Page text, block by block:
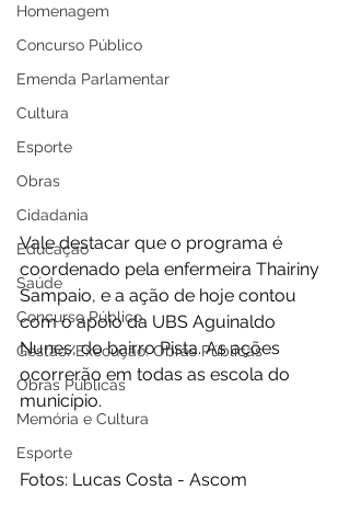
Homenagem
Concurso Público
Emenda Parlamentar
Cultura
Esporte
Obras
Cidadania
Educação
Saúde
Concurso Público
Gestão/Execução: Obras Públicas
Obras Públicas
Memória e Cultura
Esporte
Vale destacar que o programa é
coordenado pela enfermeira Thairiny
Sampaio, e a ação de hoje contou
com o apoio da UBS Aguinaldo
Nunes, do bairro Pista. As ações
ocorrerão em todas as escola do
município.
Fotos: Lucas Costa - Ascom